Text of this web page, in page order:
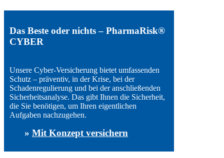
Das Beste oder nichts – PharmaRisk®
CYBER
Unsere Cyber-Versicherung bietet umfassenden
Schutz – präventiv, in der Krise, bei der
Schadenregulierung und bei der anschließenden
Sicherheitsanalyse. Das gibt Ihnen die Sicherheit,
die Sie benötigen, um Ihren eigentlichen
Aufgaben nachzugehen.
» Mit Konzept versichern